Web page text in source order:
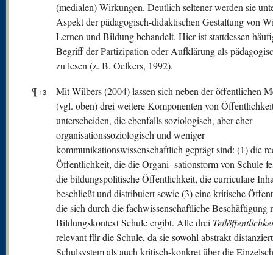
(medialen) Wirkungen. Deutlich seltener werden sie
Aspekt der pädagogisch-didaktischen Gestaltung von
Lernen und Bildung behandelt. Hier ist stattdessen
Begriff der Partizipation oder Aufklärung als
zu lesen (z. B. Oelkers, 1992).
¶ 13
Mit Wilbers (2004) lassen sich neben der öffentlichen
(vgl. oben) drei weitere Komponenten von
unterscheiden, die ebenfalls soziologisch, aber eher
organisationssoziologisch und weniger
kommunikationswissenschaftlich geprägt sind: (1) die
Öffentlichkeit, die die Organi- sationsform von Schule
die bildungspolitische Öffentlichkeit, die curriculare
beschließt und distribuiert sowie (3) eine kritische
die sich durch die fachwissenschaftliche Beschäftigung
Bildungskontext Schule ergibt. Alle drei T
relevant für die Schule, da sie sowohl abstrakt-
Schulsystem als auch kritisch-konkret über die